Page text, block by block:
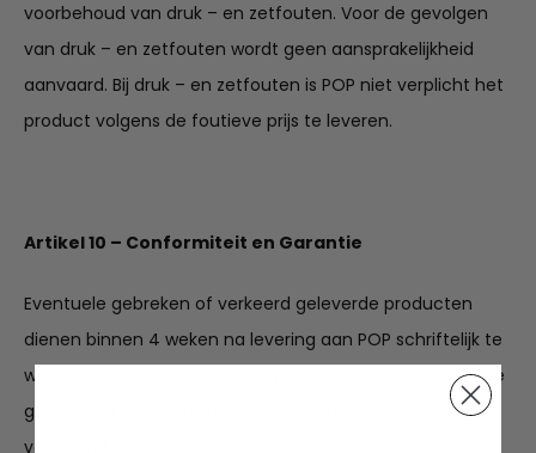
voorbehoud van druk – en zetfouten. Voor de gevolgen
van druk – en zetfouten wordt geen aansprakelijkheid
aanvaard. Bij druk – en zetfouten is POP niet verplicht het
product volgens de foutieve prijs te leveren.
Artikel 10 – Conformiteit en Garantie
Eventuele gebreken of verkeerd geleverde producten
dienen binnen 4 weken na levering aan POP schriftelijk te
worden gemeld. Terugzending van de producten dient te
geschieden in de originele verpakking en in nieuwstaat
verkerend.